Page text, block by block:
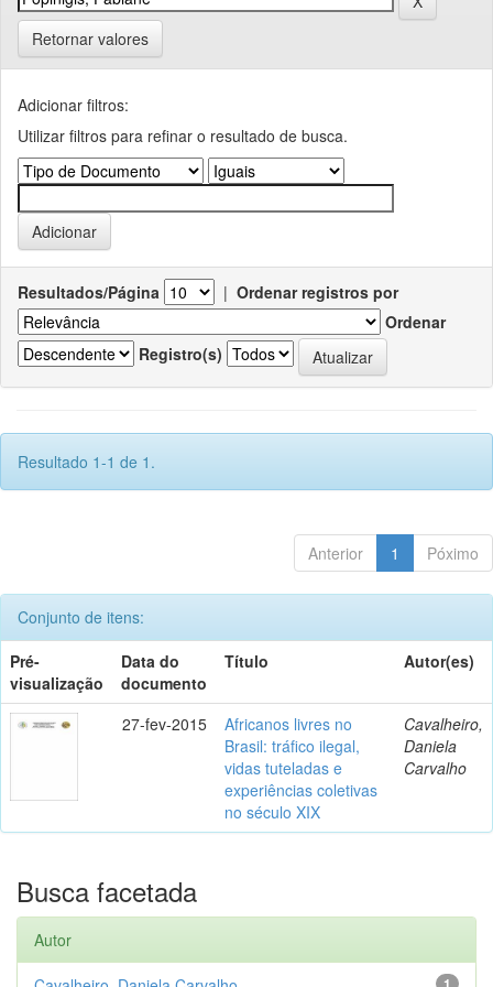
Retornar valores
Adicionar filtros:
Utilizar filtros para refinar o resultado de busca.
Resultados/Página | Ordenar registros por
Ordenar
Registro(s)
Resultado 1-1 de 1.
Anterior 1 Póximo
Conjunto de itens:
Pré-
visualização
Data do
documento
Título Autor(es)
27-fev-2015
Africanos livres no
Brasil: tráfico ilegal,
vidas tuteladas e
experiências coletivas
no século XIX
Cavalheiro,
Daniela
Carvalho
Busca facetada
Autor